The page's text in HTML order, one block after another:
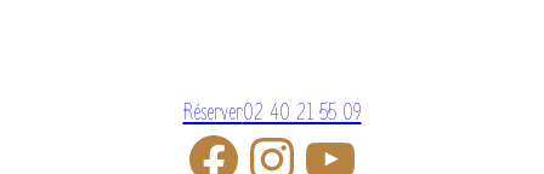
Réserver02 40 21 55 09